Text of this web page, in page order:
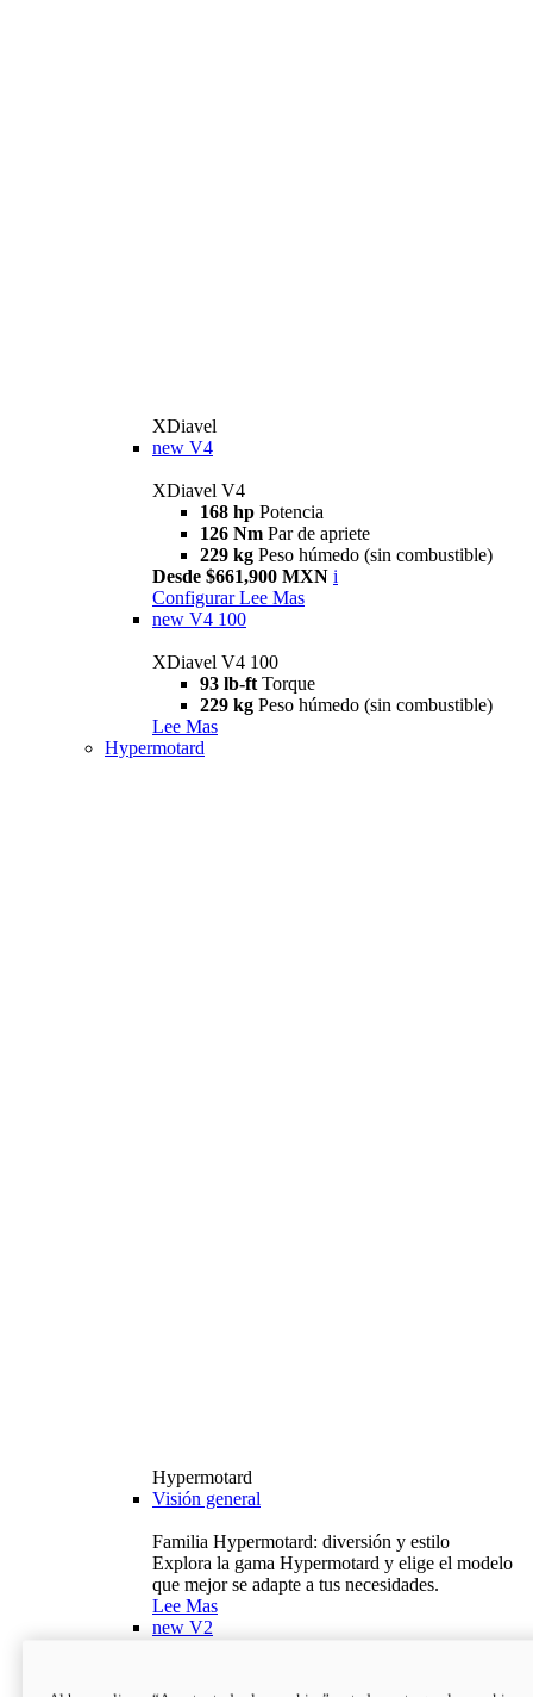
XDiavel
new V4
XDiavel V4
168 hp Potencia
126 Nm Par de apriete
229 kg Peso húmedo (sin combustible)
Desde $661,900 MXN i
Configurar Lee Mas
new V4 100
XDiavel V4 100
93 lb-ft Torque
229 kg Peso húmedo (sin combustible)
Lee Mas
Hypermotard
Hypermotard
Visión general
Familia Hypermotard: diversión y estilo
Explora la gama Hypermotard y elige el modelo
que mejor se adapte a tus necesidades.
Lee Mas
new V2
120,4 hp
Potencia